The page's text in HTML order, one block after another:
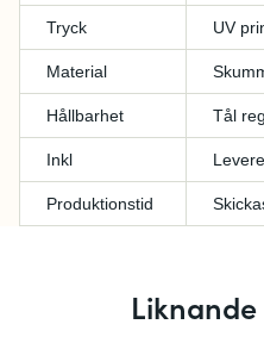
Tryck UV
Material
Hållbarhet Tål
Inkl
Produktionstid